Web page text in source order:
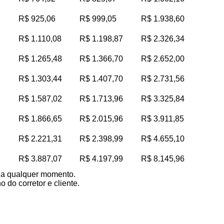
R$ 925,06 R$ 999,05 R$ 1.938,60
R$ 1.110,08 R$ 1.198,87 R$ 2.326,34
R$ 1.265,48 R$ 1.366,70 R$ 2.652,00
R$ 1.303,44 R$ 1.407,70 R$ 2.731,56
R$ 1.587,02 R$ 1.713,96 R$ 3.325,84
R$ 1.866,65 R$ 2.015,96 R$ 3.911,85
R$ 2.221,31 R$ 2.398,99 R$ 4.655,10
R$ 3.887,07 R$ 4.197,99
R$ 8.145,96
qualquer momento.
do corretor e cliente.